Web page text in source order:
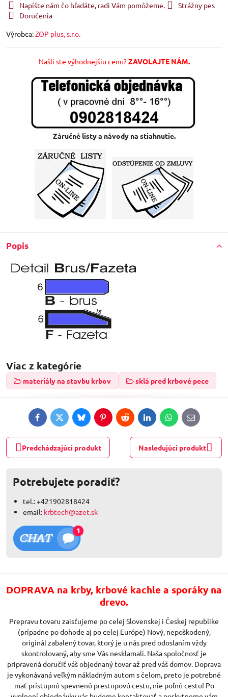
Napíšte nám čo hľadáte, radi Vám pomôžeme.
Strážny pes
Doručenia
Výrobca:ZOP plus, s.r.o.
Našli ste výhodnejšiu cenu?ZAVOLAJTE NÁM.
Záručné listy a návody na stiahnutie.
Popis
Viac z kategórie
materiály na stavbu krbov sklá pred krbové pece
FacebookTwitterBlueskyPinterestRedditLinkedInWhatsApp
E-
mail
Predchádzajúci produkt Nasledujúci produkt
Potrebujete poradiť?
tel.: +421902818424
email: krbtech@azet.sk
DOPRAVA na krby, krbové kachle a sporáky na
drevo.
Prepravu tovaru zaisťujeme po celej Slovenskej i Českej republike
(prípadne po dohode aj po celej Európe) Nový, nepoškodený,
originál zabalený tovar, ktorý je u nás pred odoslaním vždy
skontrolovaný, aby sme Vás nesklamali. Naša spoločnosť je
pripravená doručiť váš objednaný tovar až pred váš domov. Doprava
je vykonávaná veľkým nákladným autom s čelom, preto je potrebné
mať prístupnú spevnenú prestupovú cestu, nie poľnú cestu! Po